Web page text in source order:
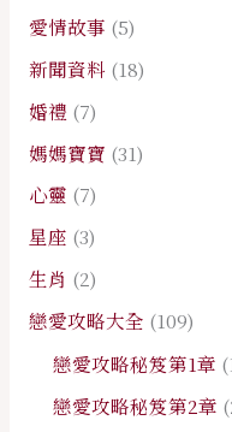
愛情故事 (5)
新聞資料 (18)
婚禮 (7)
媽媽寶寶 (31)
心靈 (7)
星座 (3)
生肖 (2)
戀愛攻略大全 (109)
戀愛攻略秘笈第1章
戀愛攻略秘笈第2章